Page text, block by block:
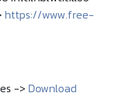
https://www.free-
-> Download